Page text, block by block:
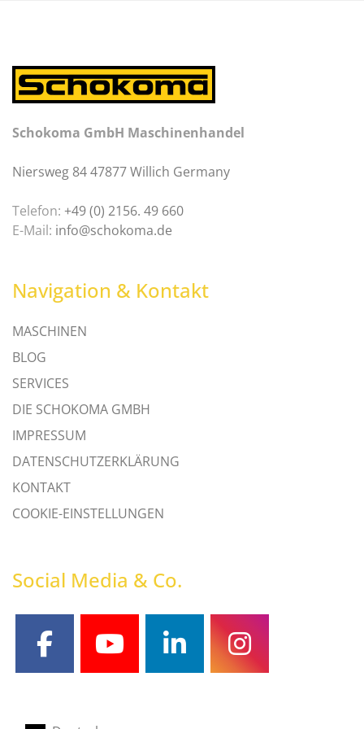
Schokoma GmbH Maschinenhandel
Niersweg 84 47877 Willich Germany
Telefon: +49 (0) 2156. 49 660
E-Mail: info@schokoma.de
Navigation & Kontakt
MASCHINEN
BLOG
SERVICES
DIE SCHOKOMA GMBH
IMPRESSUM
DATENSCHUTZERKLÄRUNG
KONTAKT
COOKIE-EINSTELLUNGEN
Social Media & Co.
facebookyoutubelinkedininstagram